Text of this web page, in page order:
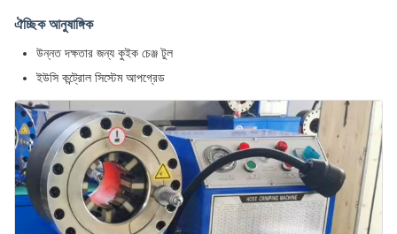
ঐচ্ছিক আনুষাঙ্গিক
উন্নত দক্ষতার জন্য কুইক চেঞ্জ টুল
ইউসি কন্ট্রোল সিস্টেম আপগ্রেড